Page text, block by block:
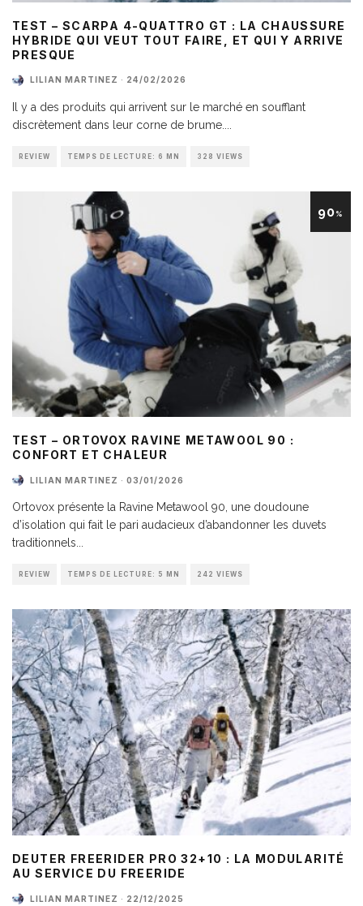
TEST – SCARPA 4-QUATTRO GT : LA CHAUSSURE
HYBRIDE QUI VEUT TOUT FAIRE, ET QUI Y ARRIVE
PRESQUE
LILIAN MARTINEZ · 24/02/2026
Il y a des produits qui arrivent sur le marché en soufflant
discrètement dans leur corne de brume.
REVIEW TEMPS DE LECTURE: 6 MN 328 VIEWS
90%
TEST – ORTOVOX RAVINE METAWOOL 90 :
CONFORT ET CHALEUR
LILIAN MARTINEZ · 03/01/2026
Ortovox présente la Ravine Metawool 90, une doudoune
d’isolation qui fait le pari audacieux d’abandonner les duvets
traditionnels...
REVIEW TEMPS DE LECTURE: 5 MN 242 VIEWS
DEUTER FREERIDER PRO 32+10 : LA MODULARITÉ
AU SERVICE DU FREERIDE
LILIAN MARTINEZ · 22/12/2025